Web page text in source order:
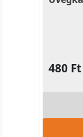
480 Ft